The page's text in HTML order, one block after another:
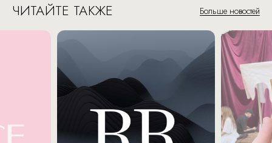
ЧИТАЙТЕ ТАКЖЕ Больше новостей